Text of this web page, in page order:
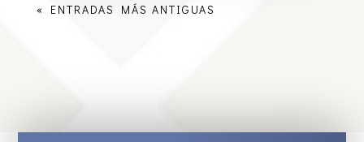
« ENTRADAS MÁS ANTIGUAS